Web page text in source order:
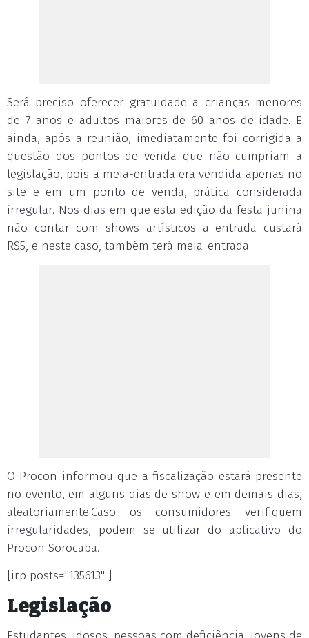
Será preciso oferecer gratuidade a crianças menores
de 7 anos e adultos maiores de 60 anos de idade. E
ainda, após a reunião, imediatamente foi corrigida a
questão dos pontos de venda que não cumpriam a
legislação, pois a meia-entrada era vendida apenas no
site e em um ponto de venda, prática considerada
irregular. Nos dias em que esta edição da festa junina
não contar com shows artísticos a entrada custará
R$5, e neste caso, também terá meia-entrada.
O Procon informou que a fiscalização estará presente
no evento, em alguns dias de show e em demais dias,
aleatoriamente.Caso os consumidores verifiquem
irregularidades, podem se utilizar do aplicativo do
Procon Sorocaba.
[irp posts="135613" ]
Legislação